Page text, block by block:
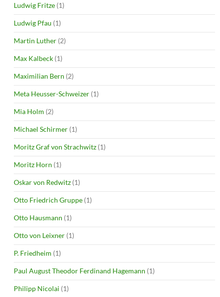
Ludwig Fritze (1)
Ludwig Pfau (1)
Martin Luther (2)
Max Kalbeck (1)
Maximilian Bern (2)
Meta Heusser-Schweizer (1)
Mia Holm (2)
Michael Schirmer (1)
Moritz Graf von Strachwitz (1)
Moritz Horn (1)
Oskar von Redwitz (1)
Otto Friedrich Gruppe (1)
Otto Hausmann (1)
Otto von Leixner (1)
P. Friedheim (1)
Paul August Theodor Ferdinand Hagemann (1)
Philipp Nicolai (1)